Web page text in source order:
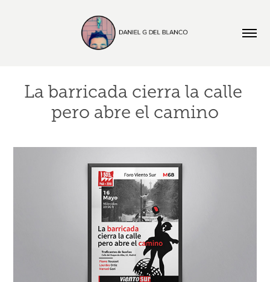
La barricada cierra la calle
pero abre el camino